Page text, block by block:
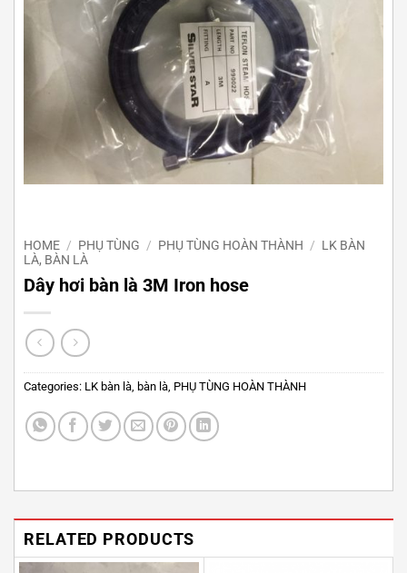
HOME / PHỤ TÙNG / PHỤ TÙNG HOÀN THÀNH / LK BÀN
LÀ, BÀN LÀ
Dây hơi bàn là 3M Iron hose
Categories: LK bàn là, bàn là PHỤ TÙNG HOÀN THÀNH
RELATED PRODUCTS